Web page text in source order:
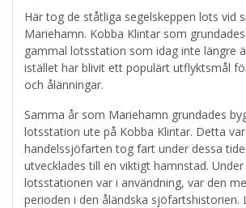
Här tog de ståtliga segelskeppen lots vid
Mariehamn. Kobba Klintar som
gammal lotsstation som idag inte längre
istället har blivit ett populärt utflyktsmål
och ålänningar.
Samma år som Mariehamn grundades
lotsstation ute på Kobba Klintar. Detta
handelssjöfarten tog fart under dessa
utvecklades till en viktigt hamnstad.
lotsstationen var i användning, var den
perioden i den åländska sjöfartshistorien.